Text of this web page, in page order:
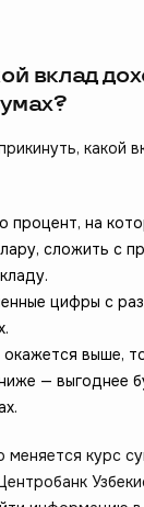
вклад
какой
процент, на
сложить с
цифры с
окажется выше,
— выгоднее
меняется курс